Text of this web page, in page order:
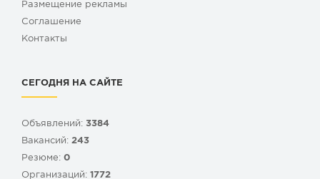
Размещение рекламы
Cоглашение
Контакты
СЕГОДНЯ НА САЙТЕ
Объявлений: 3384
Вакансий: 243
Резюме: 0
Организаций: 1772